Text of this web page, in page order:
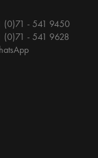
(0)71 - 541 9450
(0)71 - 541 9628